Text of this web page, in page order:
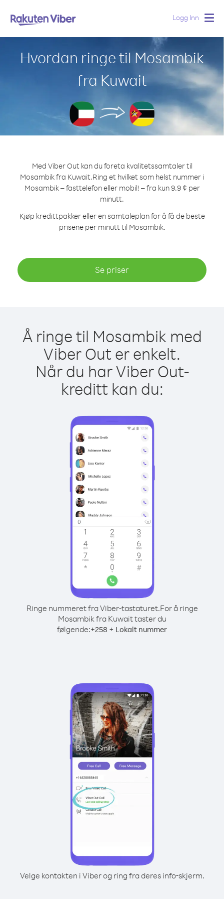
Logg Inn
Hvordan ringe til Mosambik
fra Kuwait
Med Viber Out kan du foreta kvalitetssamtaler til
Mosambik fra Kuwait.Ring et hvilket som helst nummer i
Mosambik – fasttelefon eller mobil! – fra kun 9.9 ¢ per
minutt.
Kjøp kredittpakker eller en samtaleplan for å få de beste
prisene per minutt til Mosambik.
Se priser
Å ringe til Mosambik med
Viber Out er enkelt.
Når du har Viber Out-
kreditt kan du:
Ringe nummeret fra Viber-tastaturet.For å ringe
Mosambik fra Kuwait taster du
følgende:+258 + Lokalt nummer
Velge kontakten i Viber og ring fra deres info-skjerm.